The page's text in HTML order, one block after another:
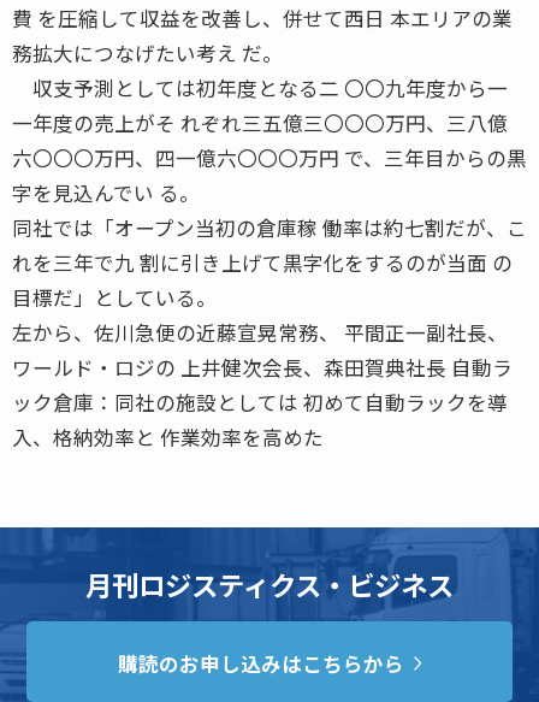
費 を圧縮して収益を改善し、併せて西日 本エリアの業
務拡大につなげたい考え だ。
収支予測としては初年度となる二 〇〇九年度から一
一年度の売上がそ れぞれ三五億三〇〇〇万円、三八億
六〇〇〇万円、四一億六〇〇〇万円 で、三年目からの黒
字を見込んでい る。
同社では「オープン当初の倉庫稼 働率は約七割だが、こ
れを三年で九 割に引き上げて黒字化をするのが当面 の
目標だ」としている。
左から、佐川急便の近藤宣晃常務、 平間正一副社長、
ワールド・ロジの 上井健次会長、森田賀典社長 自動ラ
ック倉庫：同社の施設としては 初めて自動ラックを導
入、格納効率と 作業効率を高めた
月刊ロジスティクス・ビジネス
購読のお申し込みはこちらから